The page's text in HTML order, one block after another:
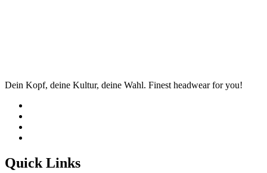
Dein Kopf, deine Kultur, deine Wahl. Finest headwear for you!
Quick Links